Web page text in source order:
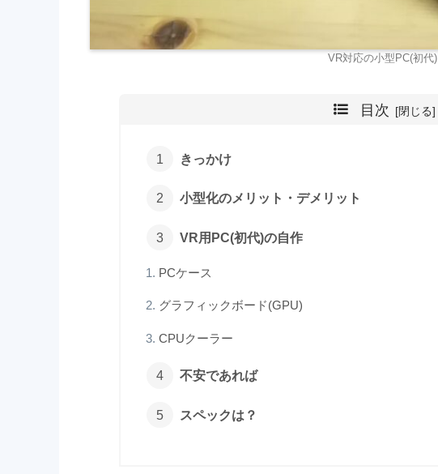
VR対応の小型PC(初代)
目次
きっかけ
小型化のメリット・デメリット
VR用PC(初代)の自作
PCケース
グラフィックボード(GPU)
CPUクーラー
不安であれば
スペックは？